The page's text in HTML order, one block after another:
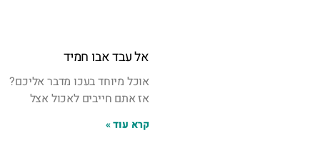
אל עבד אבו חמיד
אוכל מיוחד בעכו מדבר אליכם?
אז אתם חייבים לאכול אצל
קרא עוד »